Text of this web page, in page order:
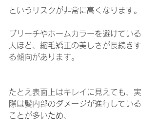
というリスクが非常に高くなります。
ブリーチやホームカラーを避けている
人ほど、縮毛矯正の美しさが長続きす
る傾向があります。
たとえ表面上はキレイに見えても、実
際は髪内部のダメージが進行している
ことが多いため、